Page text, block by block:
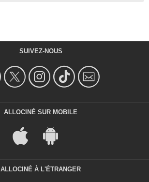
SUIVEZ-NOUS
ALLOCINÉ SUR MOBILE
ALLOCINÉ À L'ÉTRANGER